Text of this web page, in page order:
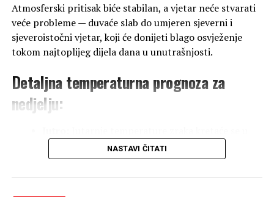
Atmosferski pritisak biće stabilan, a vjetar neće stvarati
veće probleme — duvaće slab do umjeren sjeverni i
sjeveroistočni vjetar, koji će donijeti blago osvježenje
tokom najtoplijeg dijela dana u unutrašnjosti.
Detaljna temperaturna prognoza za
nedjelju:
16 do 22 °C, dok će na jugu zemlje
jutro biti znatno toplije, sa temperaturama oko
26 °C.
NASTAVI ČITATI